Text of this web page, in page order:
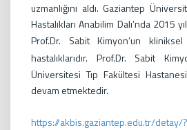
uzmanlığını aldı. Gaziantep
Hastalıkları Anabilim Dalı’nda 2015
Prof.Dr. Sabit Kimyon’un
hastalıklarıdır. Prof.Dr.
Sabit
Üniversitesi Tıp Fakültesi
devam etmektedir.
https://akbis.gaziantep.edu.tr/